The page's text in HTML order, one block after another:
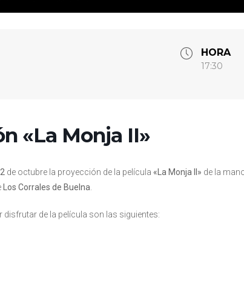
HORA
17:30
«La Monja II»
de octubre la proyección de la película «La Monja II» de la
Los Corrales de Buelna
disfrutar de la película son las siguientes: